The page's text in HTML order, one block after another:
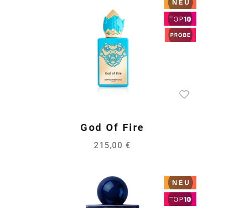
God Of Fire
215,00 €